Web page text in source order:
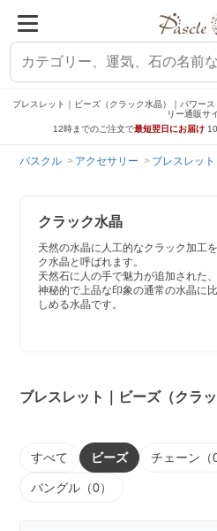
ブレスレット｜ビーズ（クラック水晶）｜パワー
リー通販サ
12時までのご注文で最短翌日にお届け
パスクル アクセサリー ブレスレット
クラック水晶
天然の水晶に人工的なクラック加工
ク水晶と呼ばれます。
天然石に人の手で魅力が追加された
神秘的で上品な印象の通常の水晶に
しめる水晶です。
ブレスレット｜ビーズ（クラッ
すべて ビーズ チェーン（0
バングル（0）